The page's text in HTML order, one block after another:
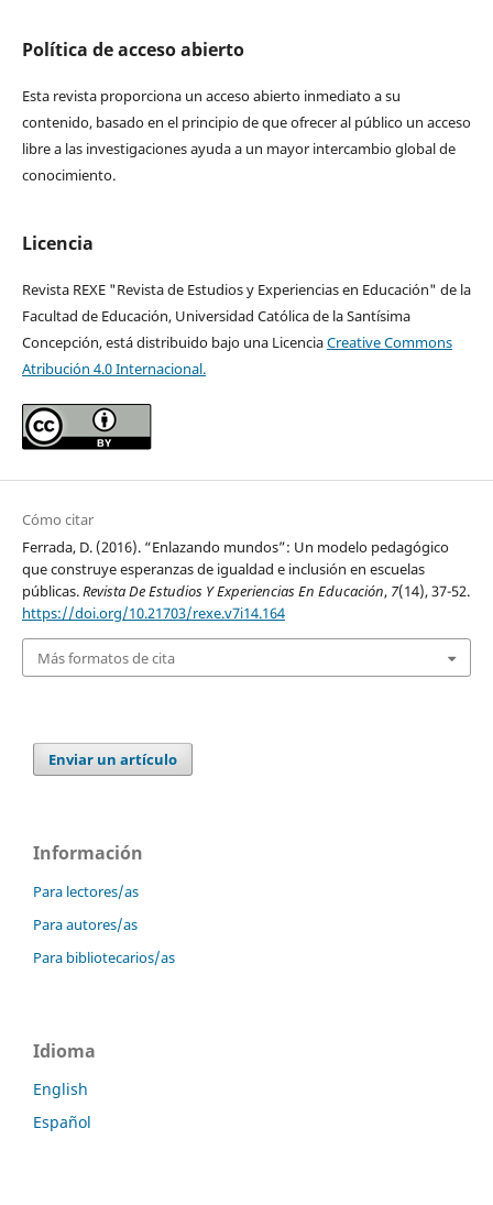
Política de acceso abierto
Esta revista proporciona un acceso abierto inmediato a su
contenido, basado en el principio de que ofrecer al público un acceso
libre a las investigaciones ayuda a un mayor intercambio global de
conocimiento.
Licencia
Revista REXE "Revista de Estudios y Experiencias en Educación" de la
Facultad de Educación, Universidad Católica de la Santísima
Concepción, está distribuido bajo una LicenciaCreative Commons
Atribución 4.0 Internacional.
Cómo citar
Ferrada, D. (2016). “Enlazando mundos”: Un modelo pedagógico
que construye esperanzas de igualdad e inclusión en escuelas
públicas.Revista De Estudios Y Experiencias En Educación, 7(14), 37-52.
https://doi.org/10.21703/rexe.v7i14.164
Más formatos de cita
Enviar un artículo
Información
Para lectores/as
Para autores/as
Para bibliotecarios/as
Idioma
English
Español